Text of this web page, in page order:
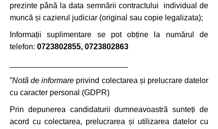
prezinte până la data semnării contractului individual de
muncă și cazierul judiciar (original sau copie legalizata);
Informații suplimentare se pot obține la numărul de
telefon: 0723802855, 0723802863
”Notă de informare privind colectarea și prelucrare datelor
cu caracter personal (GDPR)
Prin depunerea candidaturii dumneavoastră sunteți de
acord cu colectarea, prelucrarea și utilizarea datelor cu